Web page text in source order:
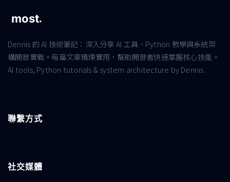
Dennis 的 AI 技術筆記：深入分享 AI 工具、Python 教學與系統架
構開發實戰。每篇文章精煉實用，幫助開發者快速掌握核心技能。
AI tools, Python tutorials & system architecture by Dennis.
聯繫方式
社交媒體